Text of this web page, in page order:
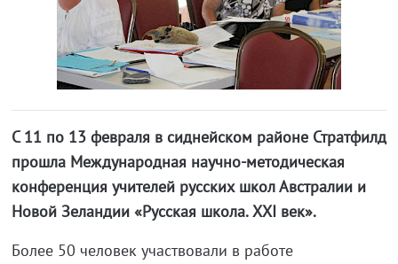
С 11 по 13 февраля в сиднейском районе Стратфилд
прошла Международная научно-методическая
конференция учителей русских школ Австралии и
Новой Зеландии «Русская школа. ХХI век».
Более 50 человек участвовали в работе